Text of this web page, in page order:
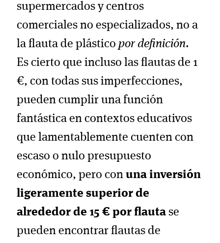
supermercados y centros
comerciales no especializados, no a
la flauta de plástico por definición.
Es cierto que incluso las flautas de 1
€, con todas sus imperfecciones,
pueden cumplir una función
fantástica en contextos educativos
que lamentablemente cuenten con
escaso o nulo presupuesto
económico, pero conuna inversión
ligeramente superior de
alrededor de 15 € por flauta se
pueden encontrar flautas de